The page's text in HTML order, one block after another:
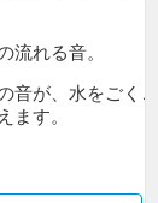
流れる音。
音が、水をごくご
ます。